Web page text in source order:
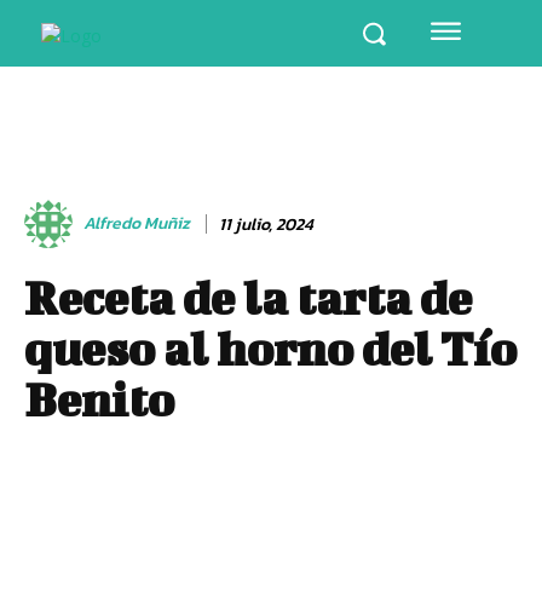
Alfredo Muñiz 11 julio, 2024
Receta de la tarta de
queso al horno del Tío
Benito